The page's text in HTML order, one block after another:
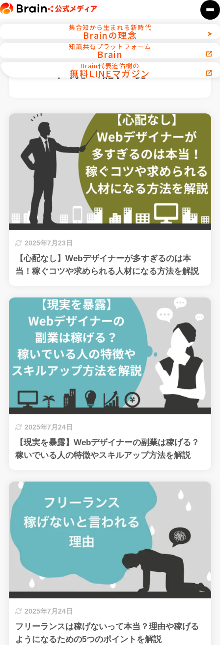
集合知から生まれる新時代
Brainの理念
知識共有プラットフォーム
Brain
Brain代表迫佑樹の
無料LINEマガジン
「2024年1月」の記事一覧
2025年7月23日
【心配なし】Webデザイナーが多すぎるのは本
当！稼ぐコツや求められる人材になる方法を解説
2025年7月24日
【現実を暴露】Webデザイナーの副業は稼げる？
稼いでいる人の特徴やスキルアップ方法を解説
2025年7月24日
フリーランスは稼げないって本当？理由や稼げる
ようになるための5つのポイントを解説